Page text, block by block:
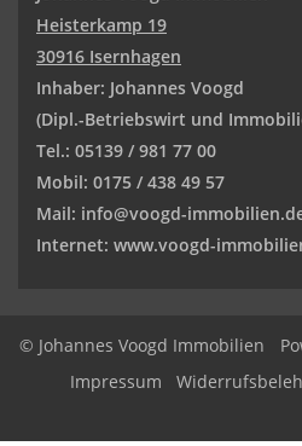
Heisterkamp 19
30916 Isernhagen
Inhaber: Johannes Voogd
(Dipl.-Betriebswirt und
Tel.: 05139 / 981 77 00
Mobil: 0175 / 438 49 57
Mail: info@voogd-
Internet: www.voogd-
© Johannes Voogd Immobilien
Impressum